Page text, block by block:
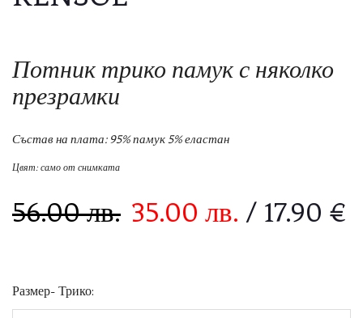
Потник трико памук с няколко
презрамки
Състав на плата: 95% памук 5% еластан
Цвят: само от снимката
56.00лв. 35.00 лв. / 17.90 €
Размер- Трико: